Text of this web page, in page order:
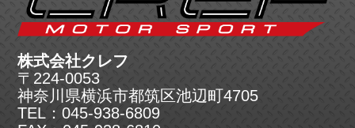
株式会社クレフ
〒224-0053
神奈川県横浜市都筑区池辺町4705
TEL：045-938-6809